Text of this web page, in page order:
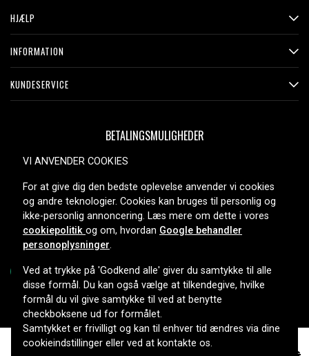
HJÆLP
INFORMATION
KUNDESERVICE
BETALINGSMULIGHEDER
LEVERINGSMULIGHEDER
Copyright © 2026, Spares Nordic AB
VI ANVENDER COOKIES
For at give dig den bedste oplevelse anvender vi cookies
og andre teknologier. Cookies kan bruges til personlig og
ikke-personlig annoncering. Læs mere om dette i vores
cookiepolitik og om, hvordan Google behandler
personoplysninger.
Ved at trykke på 'Godkend alle' giver du samtykke til alle
disse formål. Du kan også vælge at tilkendegive, hvilke
formål du vil give samtykke til ved at benytte
checkboksene ud for formålet.
Samtykket er frivilligt og kan til enhver tid ændres via dine
cookieindstillinger eller ved at kontakte os.